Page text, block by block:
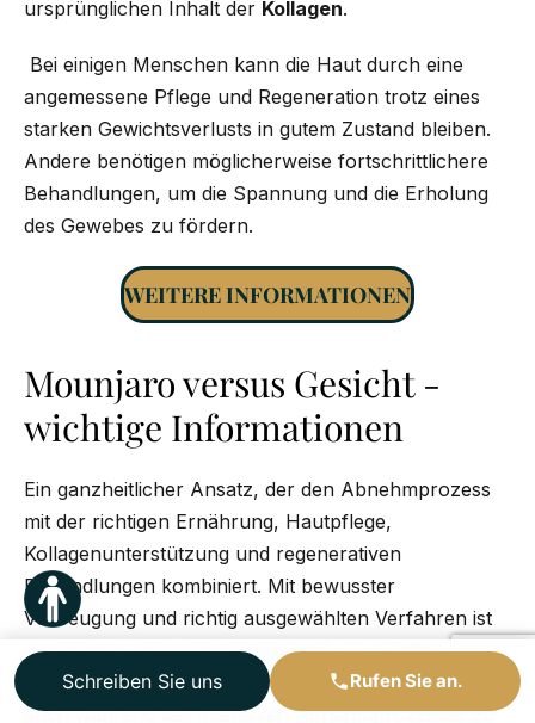
ursprünglichen Inhalt der Kollagen.
Bei einigen Menschen kann die Haut durch eine
angemessene Pflege und Regeneration trotz eines
starken Gewichtsverlusts in gutem Zustand bleiben.
Andere benötigen möglicherweise fortschrittlichere
Behandlungen, um die Spannung und die Erholung
des Gewebes zu fördern.
WEITERE INFORMATIONEN
Mounjaro versus Gesicht -
wichtige Informationen
Ein ganzheitlicher Ansatz, der den Abnehmprozess
mit der richtigen Ernährung, Hautpflege,
Kollagenunterstützung und regenerativen
Behandlungen kombiniert. Mit bewusster
Vorbeugung und richtig ausgewählten Verfahren ist
es möglich, eine gute Hautqualität, ein straffes
Gewebe und harmonische Gesichtsproportionen
auch während des intensiven Abnehmprozesses zu
Schreiben Sie uns Rufen Sie an.